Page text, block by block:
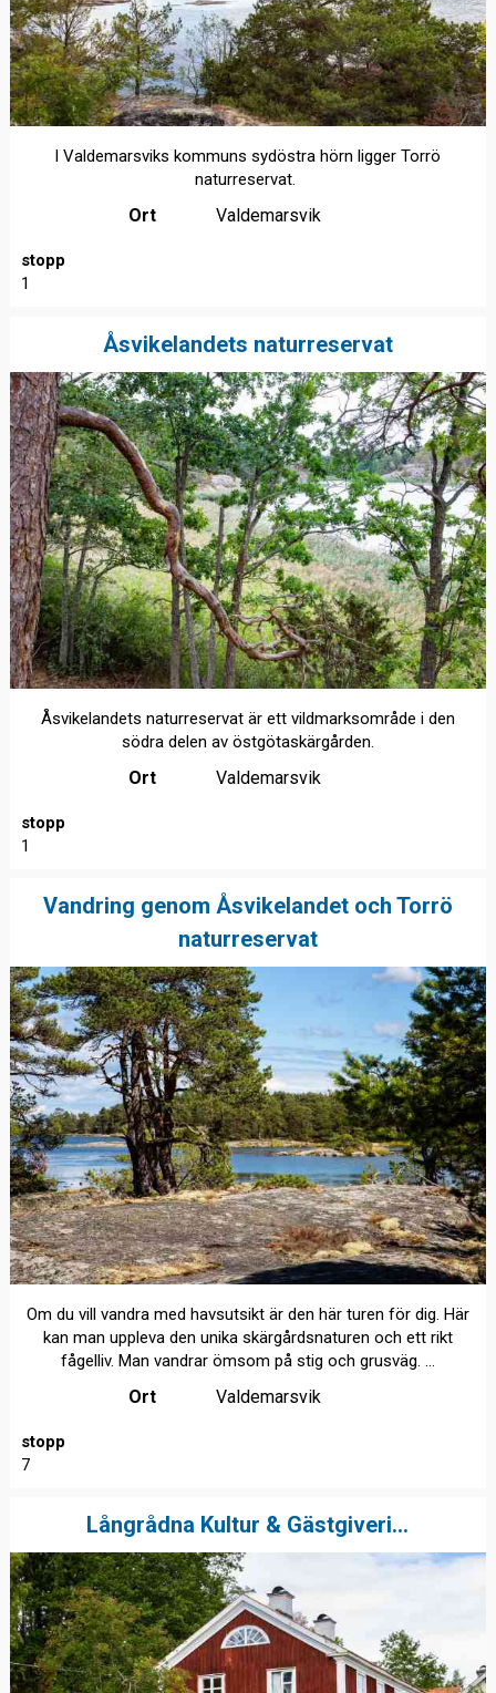
I Valdemarsviks kommuns sydöstra hörn ligger Torrö
naturreservat.
Ort Valdemarsvik
stopp
1
Åsvikelandets naturreservat
Åsvikelandets naturreservat är ett vildmarksområde i den
södra delen av östgötaskärgården.
Ort Valdemarsvik
stopp
1
Vandring genom Åsvikelandet och Torrö
naturreservat
Om du vill vandra med havsutsikt är den här turen för dig. Här
kan man uppleva den unika skärgårdsnaturen och ett rikt
fågelliv. Man vandrar ömsom på stig och grusväg. ...
Ort Valdemarsvik
stopp
7
Långrådna Kultur & Gästgiveri...